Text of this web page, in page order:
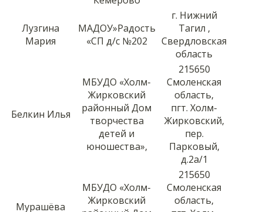
Лузгина
Мария
МАДОУ»Радость
«СП д/с №202
г. Нижний
Тагил ,
Свердловская
область
Белкин Илья
МБУДО «Холм-
Жирковский
районный Дом
творчества
детей и
юношества»,
215650
Смоленская
область,
пгт. Холм-
Жирковский,
пер.
Парковый,
д.2а/1
Мурашёва
МБУДО «Холм-
Жирковский
215650
Смоленская
область,